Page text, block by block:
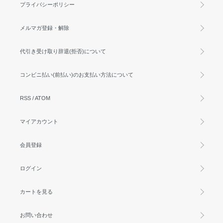
プライバシーポリシー
メルマガ登録・解除
代引き受け取り辞退(拒否)について
コンビニ払い(前払い)のお支払い方法について
RSS /ATOM
マイアカウント
会員登録
ログイン
カートを見る
お問い合わせ